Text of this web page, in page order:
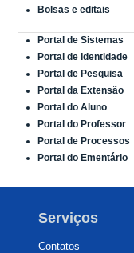
Bolsas e editais
Portal de Sistemas
Portal de Identidade
Portal de Pesquisa
Portal da Extensão
Portal do Aluno
Portal do Professor
Portal de Processos
Portal do Ementário
Serviços
Contatos